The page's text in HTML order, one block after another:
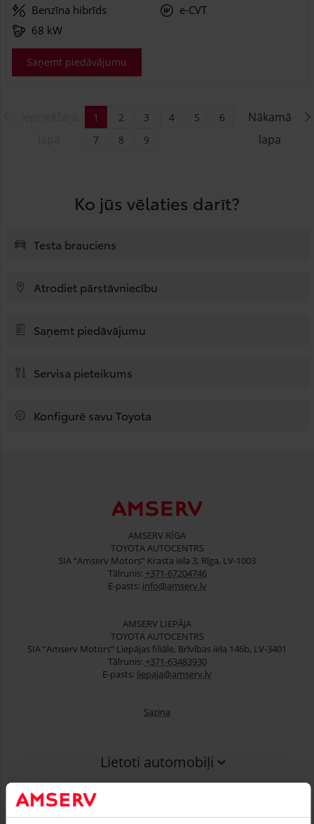
Benzīna hibrīds
e-CVT
68 kW
Saņemt piedāvājumu
Nākamā
lapa
1 2 3 4 5
6
7
8 9
Ko jūs vēlaties darīt?
Testa brauciens
Atrodiet pārstāvniecību
Saņemt piedāvājumu
Servisa pieteikums
Konfigurē savu Toyota
AMSERV RĪGA
TOYOTA AUTOCENTRS
SIA “Amserv Motors” Krasta iela 3, Rīga, LV-1003
Tālrunis: +371-67204746
E-pasts: info@amserv.lv
AMSERV LIEPĀJA
TOYOTA AUTOCENTRS
SIA “Amserv Motors” Liepājas filiāle, Brīvības iela 146b, LV-3401
Tālrunis: +371-63483930
E-pasts: liepaja@amserv.lv
Saziņa
Lietoti automobiļi
Serviss